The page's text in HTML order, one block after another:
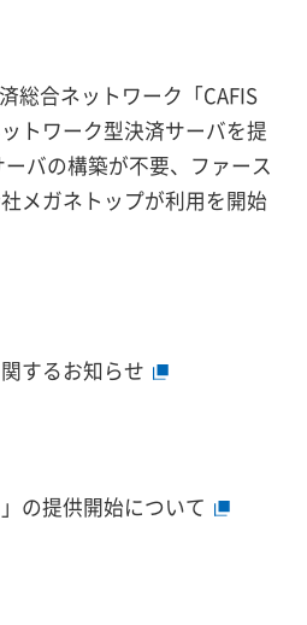
総合ネットワーク「CAFIS
トワーク型決済サーバを提
バの構築が不要、ファース
メガネトップが利用を開始
するお知らせ
の提供開始について